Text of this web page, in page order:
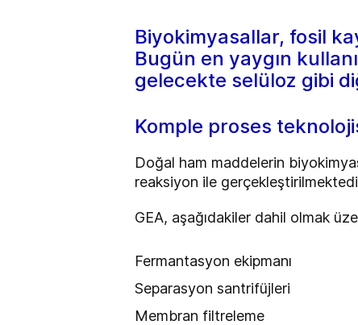
Biyokimyasallar, fosil
Bugün en yaygın
gelecekte selüloz gibi
Komple proses
Doğal ham maddelerin
reaksiyon ile
GEA, aşağıdakiler dahil olmak
Fermantasyon ekipmanı
Separasyon santrifüjleri
Membran filtreleme